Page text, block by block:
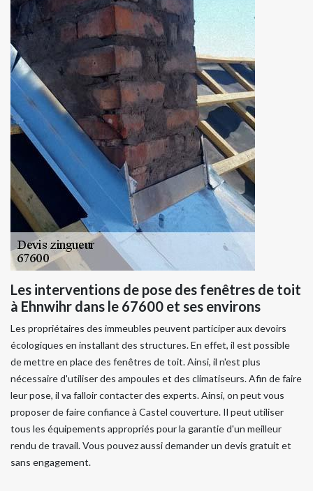
Les interventions de pose des fenêtres de toit
à Ehnwihr dans le 67600 et ses environs
Les propriétaires des immeubles peuvent participer aux devoirs
écologiques en installant des structures. En effet, il est possible
de mettre en place des fenêtres de toit. Ainsi, il n'est plus
nécessaire d'utiliser des ampoules et des climatiseurs. Afin de faire
leur pose, il va falloir contacter des experts. Ainsi, on peut vous
proposer de faire confiance à Castel couverture. Il peut utiliser
tous les équipements appropriés pour la garantie d'un meilleur
rendu de travail. Vous pouvez aussi demander un devis gratuit et
sans engagement.